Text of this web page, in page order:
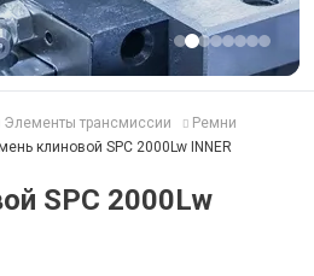
Элементы трансмиссии
Ремни
клиновой SPC 2000Lw INNER
SPC 2000Lw